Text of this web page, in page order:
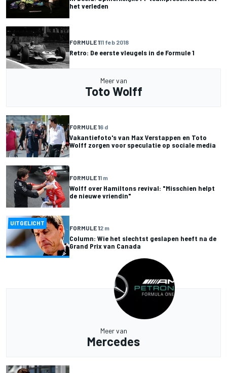
het verleden
FORMULE 111 feb 2018
Retro: De eerste vleugels in de Formule 1
Meer van
Toto Wolff
FORMULE 16 d
Vakantiefoto's van Max Verstappen en Toto
Wolff zorgen voor speculatie op sociale media
FORMULE 11 m
Wolff over Hamiltons revival: "Misschien helpt
de nieuwe vriendin"
UITGELICHT
FORMULE 12 m
Column: Wie het slechtst geslapen heeft na de
Grand Prix van Canada
Meer van
Mercedes